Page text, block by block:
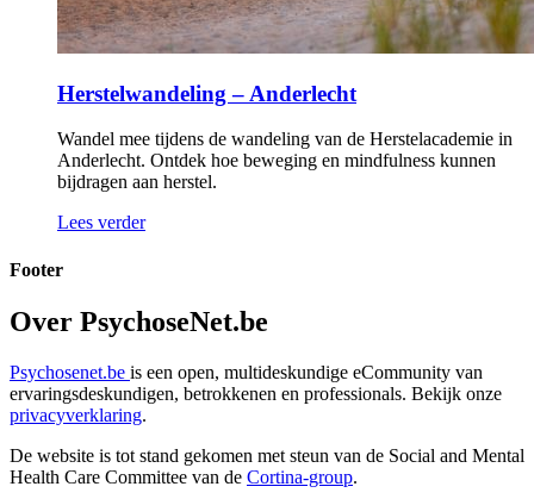
Herstelwandeling – Anderlecht
Wandel mee tijdens de wandeling van de Herstelacademie in
Anderlecht. Ontdek hoe beweging en mindfulness kunnen
bijdragen aan herstel.
Lees verder
Footer
Over PsychoseNet.be
Psychosenet.be is een open, multideskundige eCommunity van
ervaringsdeskundigen, betrokkenen en professionals. Bekijk onze
privacyverklaring.
De website is tot stand gekomen met steun van de Social and Mental
Health Care Committee van de Cortina-group.